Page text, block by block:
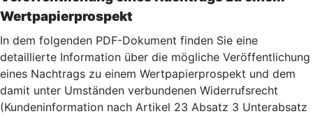
Wertpapierprospekt
In dem folgenden PDF-Dokument finden Sie eine
detaillierte Information über die mögliche Veröffentlichung
eines Nachtrags zu einem Wertpapierprospekt und dem
damit unter Umständen verbundenen Widerrufsrecht
(Kundeninformation nach Artikel 23 Absatz 3 Unterabsatz